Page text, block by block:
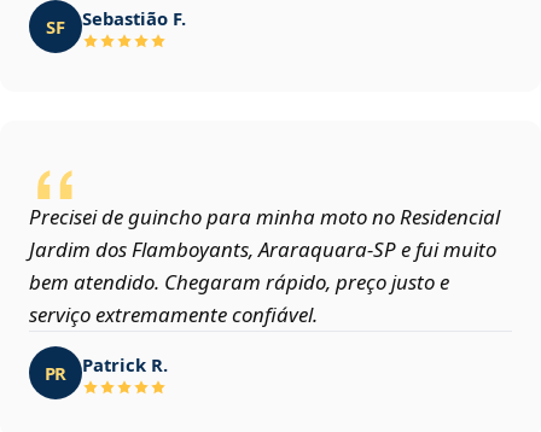
SF Sebastião F.
Precisei de guincho para minha moto no Residencial
Jardim dos Flamboyants, Araraquara‑SP e fui muito
bem atendido. Chegaram rápido, preço justo e
serviço extremamente confiável.
PR Patrick R.